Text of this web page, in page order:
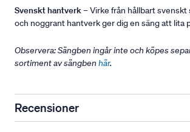
Svenskt hantverk– Virke från hållbart svenskt
och noggrant hantverk ger dig en säng att lita
Observera: Sängben ingår inte och köpes
sortiment av sängben här.
Recensioner